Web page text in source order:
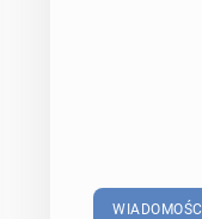
WIADOMOŚCI